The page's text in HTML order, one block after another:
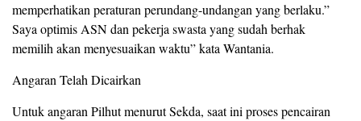
memperhatikan peraturan perundang-undangan yang berlaku.”
Saya optimis ASN dan pekerja swasta yang sudah berhak
memilih akan menyesuaikan waktu” kata Wantania.
Angaran Telah Dicairkan
Untuk angaran Pilhut menurut Sekda, saat ini proses pencairan